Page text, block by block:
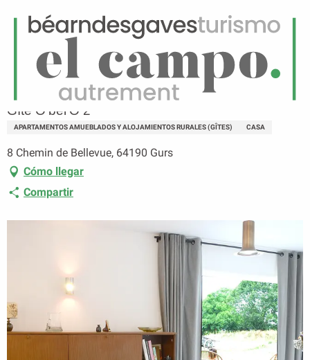
Menú
Página principal Gîte O'bel'O 2
Gîte O'bel'O 2
APARTAMENTOS AMUEBLADOS Y ALOJAMIENTOS RURALES (GÎTES) CASA
8 Chemin de Bellevue, 64190 Gurs
Cómo llegar
Compartir